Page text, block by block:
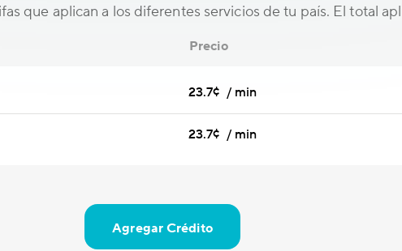
que aplican a los diferentes servicios de tu país. El total
Precio
23.7¢ / min
23.7¢ / min
Agregar Crédito